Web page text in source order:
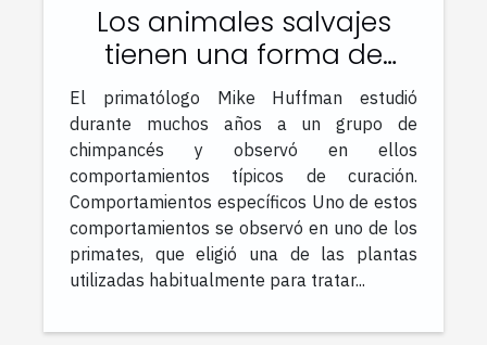
Los animales salvajes
tienen una forma de
curarse a sí mismos
El primatólogo Mike Huffman estudió
durante muchos años a un grupo de
chimpancés y observó en ellos
comportamientos típicos de curación.
Comportamientos específicos Uno de estos
comportamientos se observó en uno de los
primates, que eligió una de las plantas
utilizadas habitualmente para tratar...